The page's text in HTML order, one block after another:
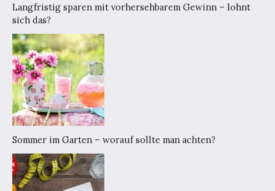
Langfristig sparen mit vorhersehbarem Gewinn – lohnt
sich das?
Sommer im Garten – worauf sollte man achten?